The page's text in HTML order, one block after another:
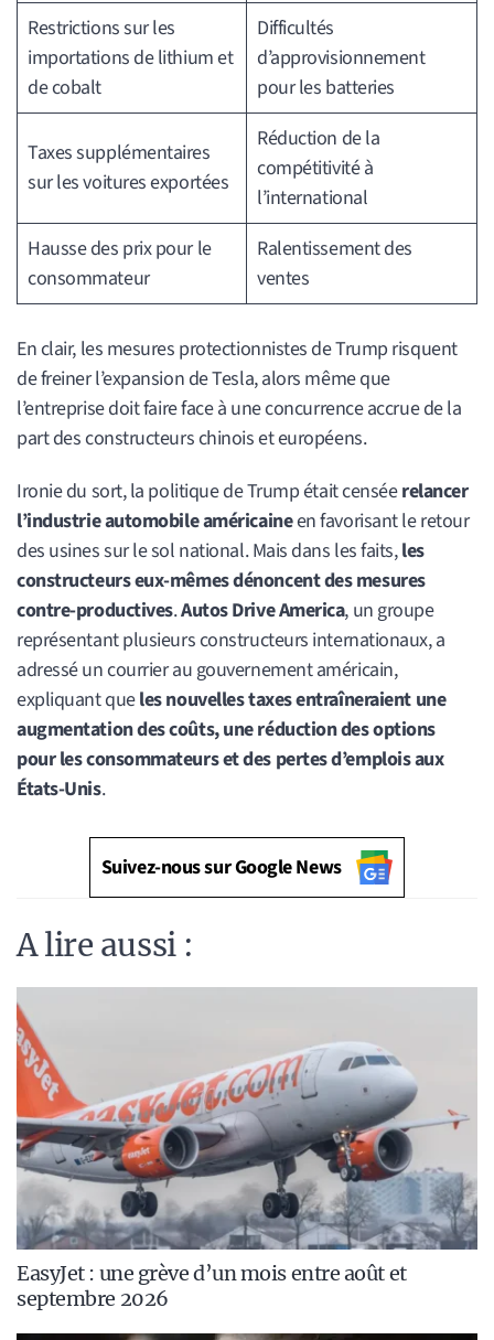
Restrictions sur les
importations de lithium et
de cobalt
Difficultés
d’approvisionnement
pour les batteries
Taxes supplémentaires
sur les voitures exportées
Réduction de la
compétitivité à
l’international
Hausse des prix pour le
consommateur
Ralentissement des
ventes
En clair, les mesures protectionnistes de Trump risquent
de freiner l’expansion de Tesla, alors même que
l’entreprise doit faire face à une concurrence accrue de la
part des constructeurs chinois et européens.
Ironie du sort, la politique de Trump était censéerelancer
l’industrie automobile américaineen favorisant le retour
des usines sur le sol national. Mais dans les faits,les
constructeurs eux-mêmes dénoncent des mesures
contre-productives.Autos Drive America, un groupe
représentant plusieurs constructeurs internationaux, a
adressé un courrier au gouvernement américain,
expliquant queles nouvelles taxes entraîneraient une
augmentation des coûts, une réduction des options
pour les consommateurs et des pertes d’emplois aux
États-Unis.
Suivez-nous sur Google News
A lire aussi :
EasyJet : une grève d’un mois entre août et
septembre 2026